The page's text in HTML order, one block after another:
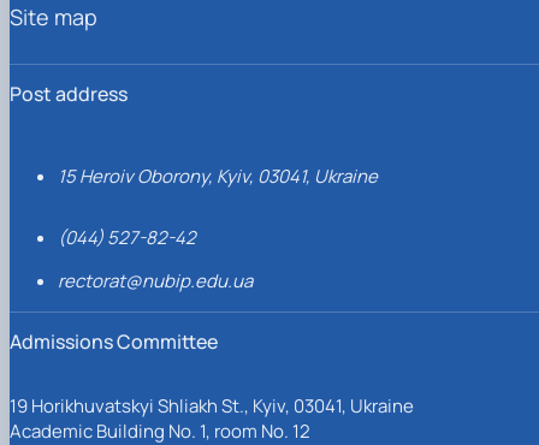
Post address
15 Heroiv Oborony, Kyiv, 03041, Ukraine
(044) 527-82-42
rectorat@nubip.edu.ua
Admissions Committee
19 Horikhuvatskyi Shliakh St., Kyiv, 03041, Ukraine
Academic Building No. 1, room No. 12
Site map